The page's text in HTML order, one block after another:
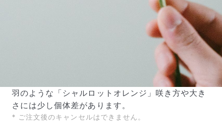
ご注文後一定時間内であればキャンセル可能です。
羽のような「シャルロットオレンジ」咲き方や大き
さには少し個体差があります。
* ご注文後のキャンセルはできません。